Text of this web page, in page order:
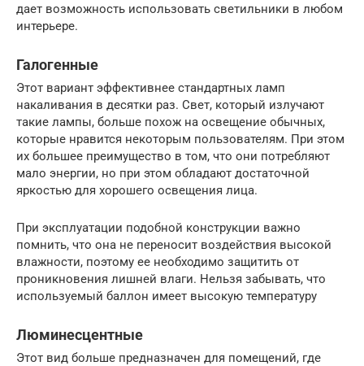
дает возможность использовать светильники в любом
интерьере.
Галогенные
Этот вариант эффективнее стандартных ламп
накаливания в десятки раз. Свет, который излучают
такие лампы, больше похож на освещение обычных,
которые нравится некоторым пользователям. При этом
их большее преимущество в том, что они потребляют
мало энергии, но при этом обладают достаточной
яркостью для хорошего освещения лица.
При эксплуатации подобной конструкции важно
помнить, что она не переносит воздействия высокой
влажности, поэтому ее необходимо защитить от
проникновения лишней влаги. Нельзя забывать, что
используемый баллон имеет высокую температуру
Люминесцентные
Этот вид больше предназначен для помещений, где